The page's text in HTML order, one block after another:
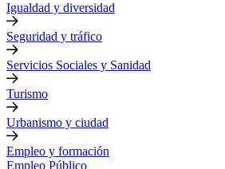
Igualdad y diversidad
Seguridad y tráfico
Servicios Sociales y Sanidad
Turismo
Urbanismo y ciudad
Empleo y formación
Empleo Público